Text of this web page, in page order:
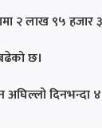
२ लाख ९५
छ।
दिनभन्दा